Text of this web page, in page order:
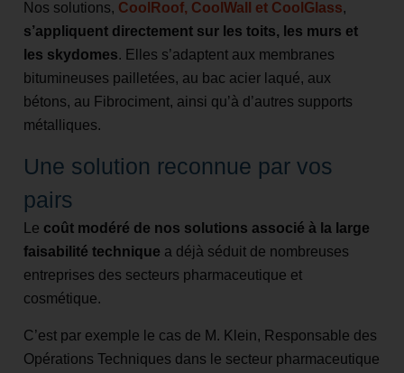
Nos solutions, CoolRoof, CoolWall et CoolGlass,
s’appliquent directement sur les toits, les murs et
les skydomes. Elles s’adaptent aux membranes
bitumineuses pailletées, au bac acier laqué, aux
bétons, au Fibrociment, ainsi qu’à d’autres supports
métalliques.
Une solution reconnue par vos
pairs
Le coût modéré de nos solutions associé à la large
faisabilité technique a déjà séduit de nombreuses
entreprises des secteurs pharmaceutique et
cosmétique.
C’est par exemple le cas de M. Klein, Responsable des
Opérations Techniques dans le secteur pharmaceutique